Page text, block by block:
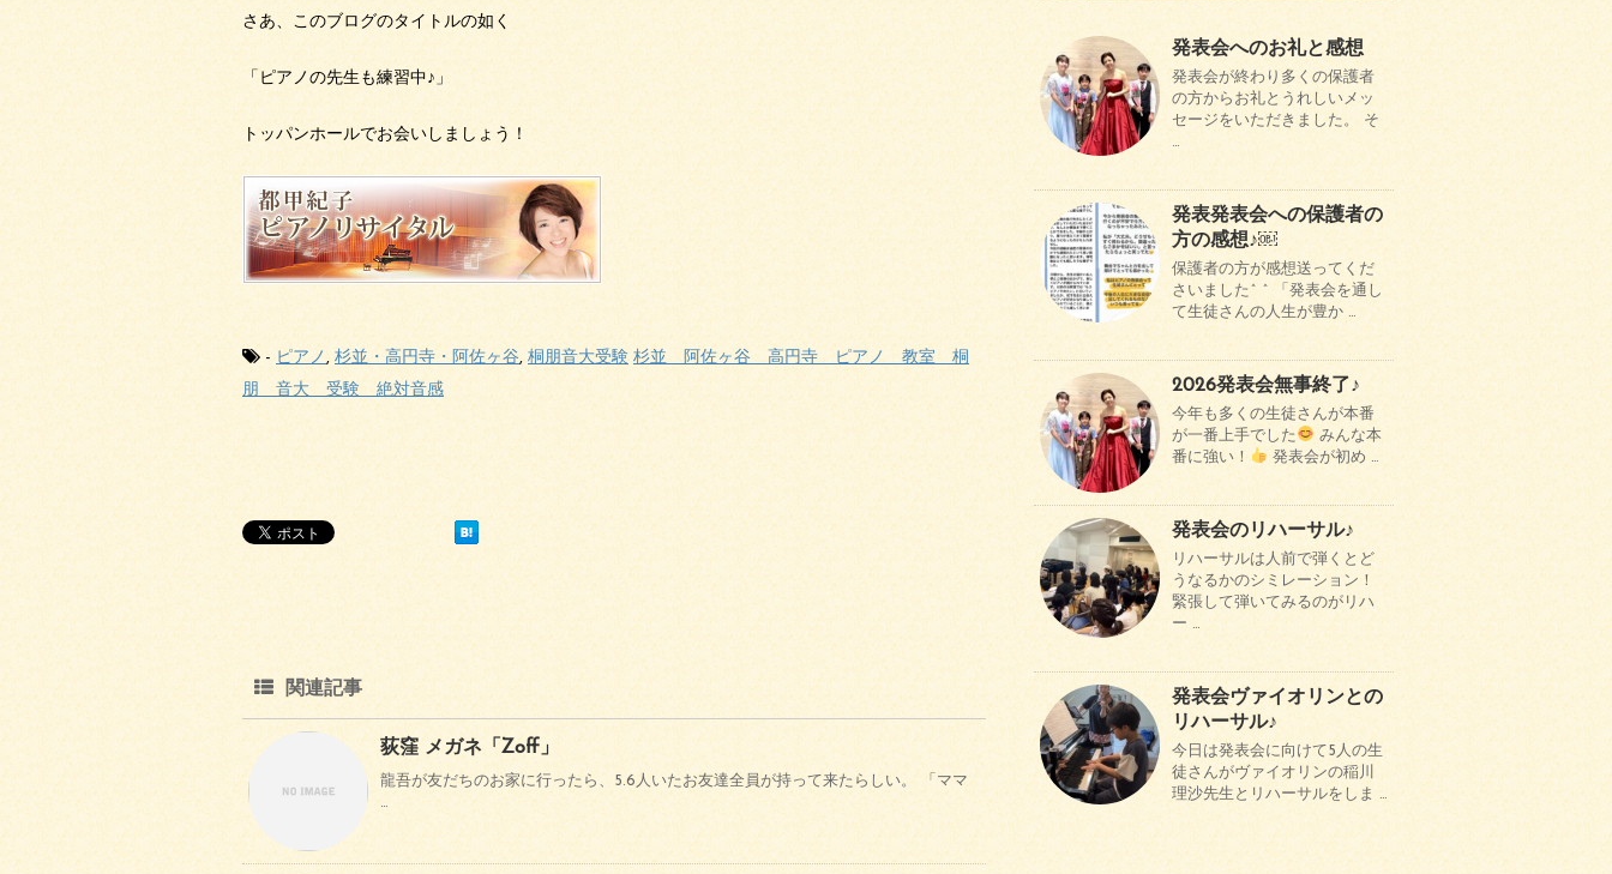
さあ、このブログのタイトルの如く
「ピアノの先生も練習中♪」
トッパンホールでお会いしましょう！
- ピアノ , 杉並・高円寺・阿佐ヶ谷, 桐朋音大受験 杉並 阿佐ヶ谷 高円寺 ピアノ 教室 桐
朋 音大 受験 絶対音感
関連記事
荻窪 メガネ「Zoff」
龍吾が友だちのお家に行ったら、5.6人いたお友達全員が持って来たらしい。 「ママ
…
発表会へのお礼と感想
発表会が終わり多くの保護者
の方からお礼とうれしいメッ
セージをいただきました。 そ
…
発表発表会への保護者の
方の感想♪￼
保護者の方が感想送ってくだ
さいました^ ^ 「発表会を通し
て生徒さんの人生が豊か …
2026発表会無事終了♪
今年も多くの生徒さんが本番
が一番上手でした
みんな本
番に強い！
発表会が初め …
発表会のリハーサル♪
リハーサルは人前で弾くとど
うなるかのシミレーション！
緊張して弾いてみるのがリハ
ー …
発表会ヴァイオリンとの
リハーサル♪
今日は発表会に向けて5人の生
徒さんがヴァイオリンの稲川
理沙先生とリハーサルをしま …